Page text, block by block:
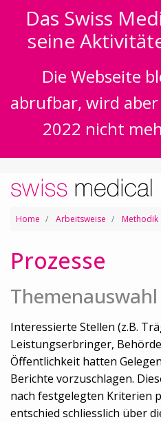
Das Swiss
seine
Die Webseite
abrufbar, wird
2022 nicht
Home Arbeitsweise Methodik
Prozesse
Themenauswahl
Interessierte Stellen (z.B.
Leistungserbringer,
Öffentlichkeit hatten
Berichte vorzuschlagen.
nach festgelegten Kriterien
entschied schliesslich über